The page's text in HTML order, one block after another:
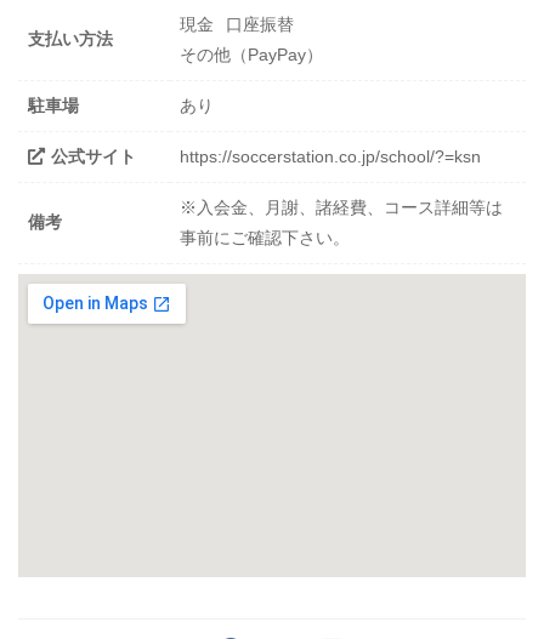
支払い方法
現金
口座振替
その他（PayPay）
駐車場 あり
公式サイト https://soccerstation.co.jp/school/?=ksn
備考
※入会金、月謝、諸経費、コース詳細等は
事前にご確認下さい。